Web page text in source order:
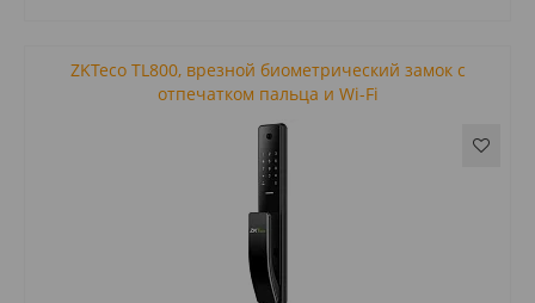
ZKTeco TL800, врезной биометрический замок с
отпечатком пальца и Wi-Fi